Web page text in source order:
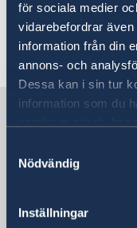
för sociala medier
vidarebefordrar
information från din
annons- och
Dessa kan i sin tur
information som du
Nödvändig
Inställningar
Klicka den här
Senast uppdaterad
Sverige i
Sveriges
#14-03